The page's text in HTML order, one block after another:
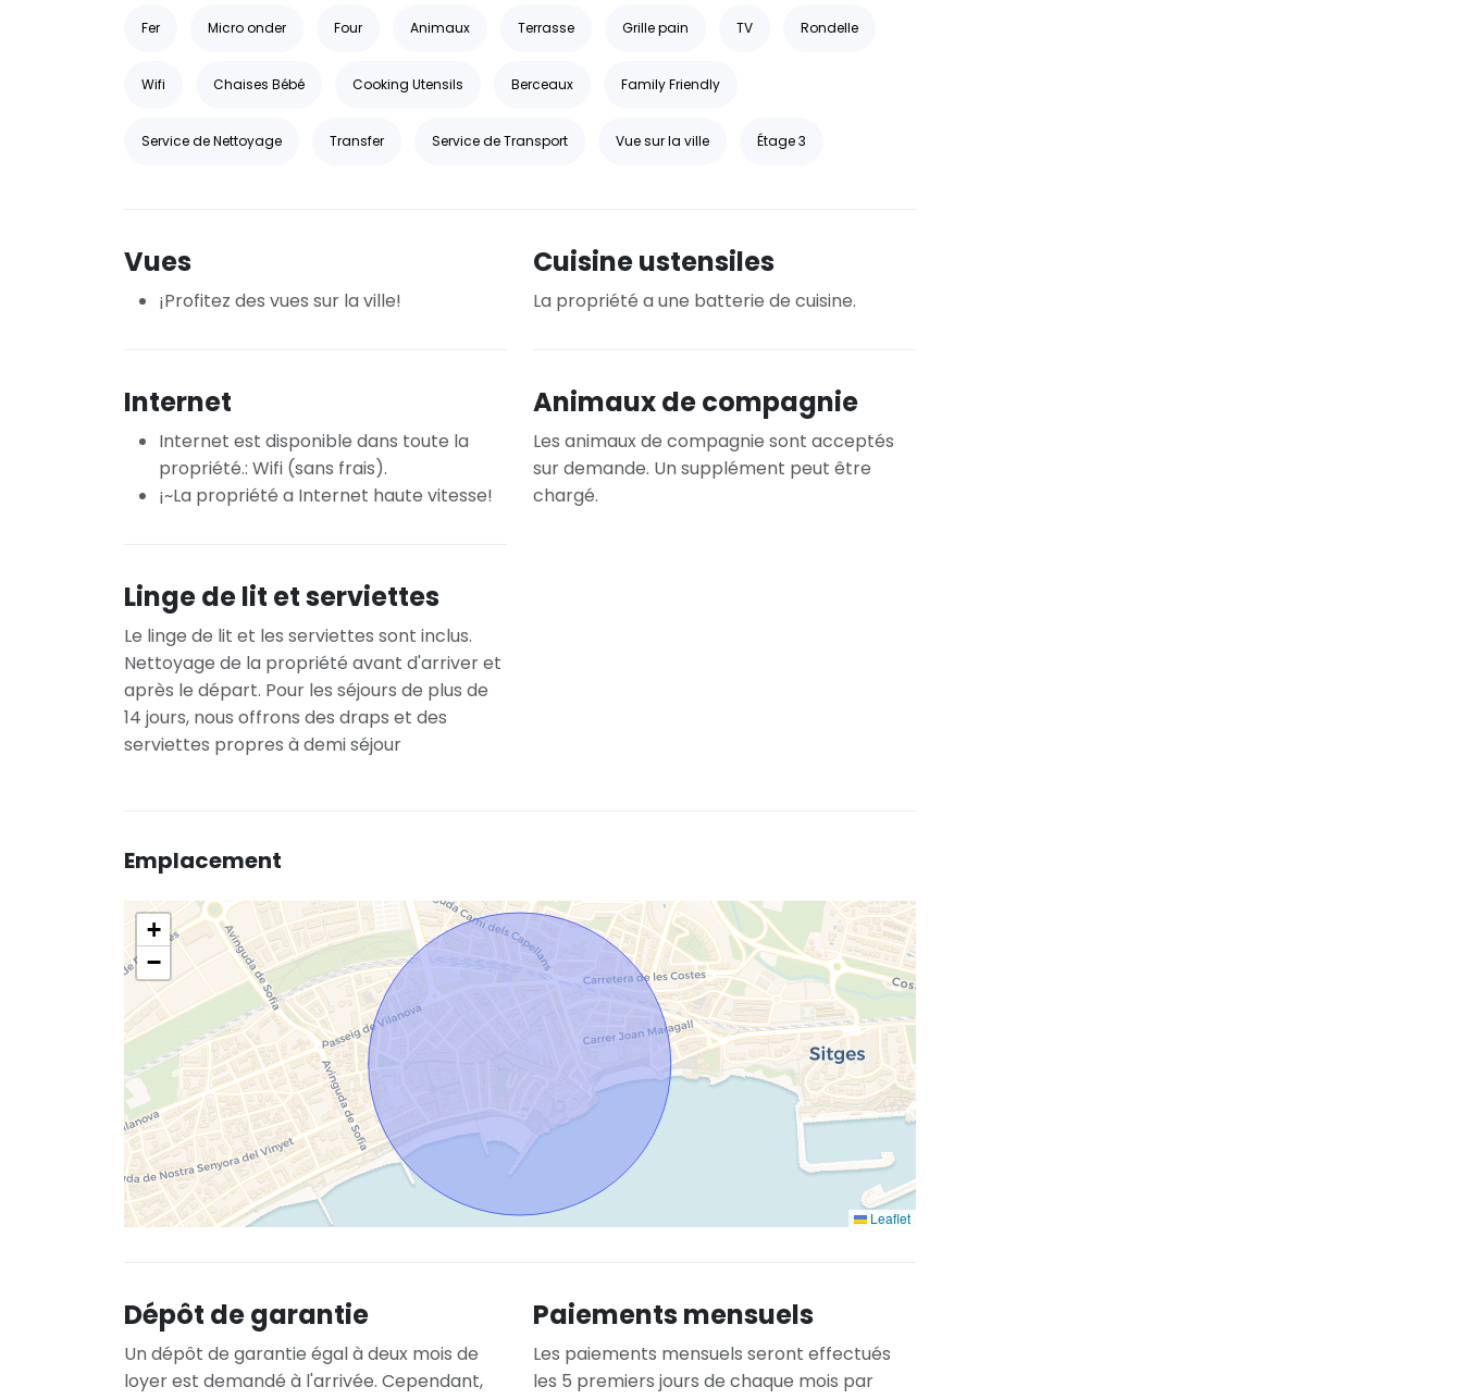
Fer Micro onder Four Animaux Terrasse Grille pain TV Rondelle
Wifi Chaises Bébé Cooking Utensils Berceaux Family Friendly
Service de Nettoyage Transfer Service de Transport Vue sur la ville Étage 3
Vues
¡Profitez des vues sur la ville!
Internet
Internet est disponible dans toute la
propriété.: Wifi (sans frais).
¡~La propriété a Internet haute vitesse!
Linge de lit et serviettes
Le linge de lit et les serviettes sont inclus.
Nettoyage de la propriété avant d'arriver et
après le départ. Pour les séjours de plus de
14 jours, nous offrons des draps et des
serviettes propres à demi séjour
Cuisine ustensiles
La propriété a une batterie de cuisine.
Animaux de compagnie
Les animaux de compagnie sont acceptés
sur demande. Un supplément peut être
chargé.
Emplacement
+
−
Leaflet
Dépôt de garantie
Un dépôt de garantie égal à deux mois de
loyer est demandé à l'arrivée. Cependant,
Paiements mensuels
Les paiements mensuels seront effectués
les 5 premiers jours de chaque mois par